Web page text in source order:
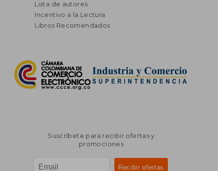
Lista de autores
Incentivo a la Lectura
Libros Recomendados
Suscríbete para recibir ofertas y
promociones